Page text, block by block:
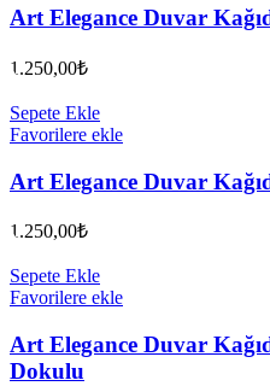
Art Elegance Duvar
1.250,00₺
Sepete Ekle
Favorilere ekle
Art Elegance Duvar
1.250,00₺
Sepete Ekle
Favorilere ekle
Art Elegance Duvar
Dokulu